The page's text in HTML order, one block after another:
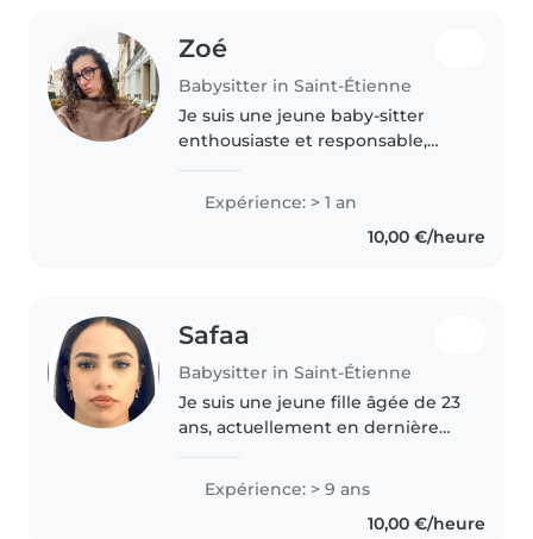
Zoé
Babysitter in Saint-Étienne
Je suis une jeune baby-sitter
enthousiaste et responsable,
enfants. Avec une année
d'expérience et une certification
en premiers secours, je m'adapte
Expérience: > 1 an
10,00 €/heure
Safaa
Babysitter in Saint-Étienne
Je suis une jeune fille âgée de 23
ans, actuellement en dernière
l'habitude de garder des enfants
dès 14 ans. Ayant un grand frère..
Expérience: > 9 ans
10,00 €/heure